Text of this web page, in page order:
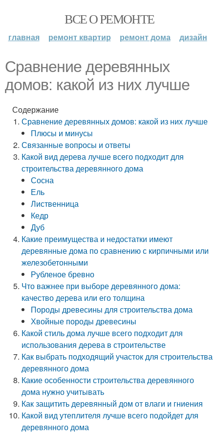
ВСЕ О РЕМОНТЕ
главная ремонт квартир ремонт дома дизайн
Сравнение деревянных
домов: какой из них лучше
Содержание
Сравнение деревянных домов: какой из них лучше
Плюсы и минусы
Связанные вопросы и ответы
Какой вид дерева лучше всего подходит для
строительства деревянного дома
Сосна
Ель
Лиственница
Кедр
Дуб
Какие преимущества и недостатки имеют
деревянные дома по сравнению с кирпичными или
железобетонными
Рубленое бревно
Что важнее при выборе деревянного дома:
качество дерева или его толщина
Породы древесины для строительства дома
Хвойные породы древесины
Какой стиль дома лучше всего подходит для
использования дерева в строительстве
Как выбрать подходящий участок для строительства
деревянного дома
Какие особенности строительства деревянного
дома нужно учитывать
Как защитить деревянный дом от влаги и гниения
Какой вид утеплителя лучше всего подойдет для
деревянного дома